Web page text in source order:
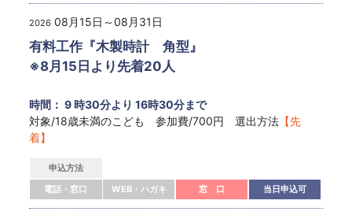
2026 08月15日～08月31日
有料工作『木製時計 角型』
※8月15日より先着20人
時間： 9 時30分より 16時30分まで
対象/18歳未満のこども 参加費/700円 選出方法 【先
着】
申込方法
電話・窓口
WEB・ハガキ 窓 口 当日申込可